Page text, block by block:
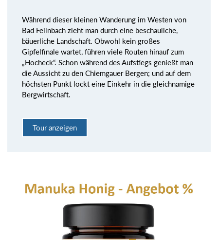
Während dieser kleinen Wanderung im Westen von
Bad Feilnbach zieht man durch eine beschauliche,
bäuerliche Landschaft. Obwohl kein großes
Gipfelfinale wartet, führen viele Routen hinauf zum
„Hocheck“. Schon während des Aufstiegs genießt man
die Aussicht zu den Chiemgauer Bergen; und auf dem
höchsten Punkt lockt eine Einkehr in die gleichnamige
Bergwirtschaft.
Tour anzeigen